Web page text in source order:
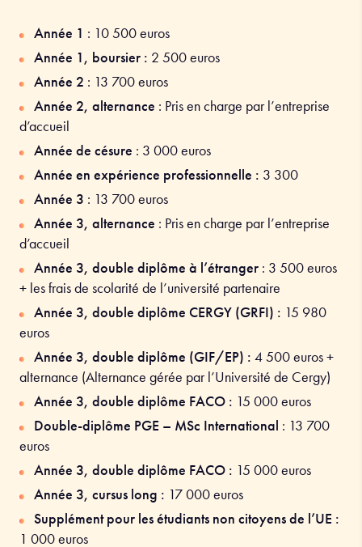
Année 1 : 10 500euros
Année 1, boursier : 2 500 euros
Année 2 : 13 700euros
Année 2, alternance : Pris en charge par l’entreprise
d’accueil
Année de césure : 3 000 euros
Année en expérience professionnelle : 3 300
Année 3 : 13 700euros
Année 3, alternance : Pris en charge par l’entreprise
d’accueil
Année 3, double diplôme à l’étranger : 3 500 euros
+ les frais de scolarité de l’université partenaire
Année 3, double diplôme CERGY (GRFI) : 15 980
euros
Année 3, double diplôme (GIF/EP) : 4 500 euros +
alternance (Alternance gérée par l’Université de Cergy)
Année 3, double diplôme FACO : 15 000 euros
Double-diplôme PGE – MSc International : 13 700
euros
Année 3, double diplôme FACO : 15 000 euros
Année 3, cursus long : 17 000 euros
Supplément pour les étudiants non citoyens de l’UE :
1 000 euros